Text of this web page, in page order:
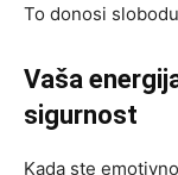
To donosi
Vaša
sigurnost
Kada ste